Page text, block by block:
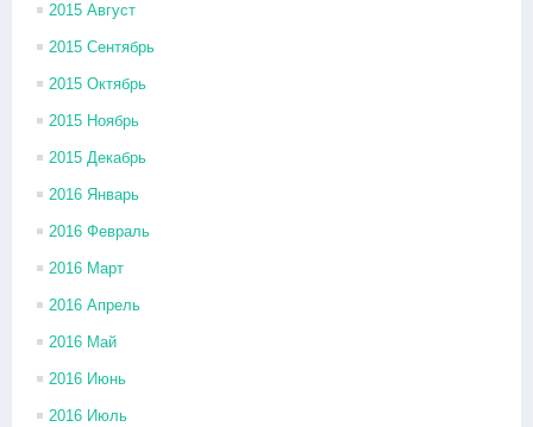
2015 Август
2015 Сентябрь
2015 Октябрь
2015 Ноябрь
2015 Декабрь
2016 Январь
2016 Февраль
2016 Март
2016 Апрель
2016 Май
2016 Июнь
2016 Июль